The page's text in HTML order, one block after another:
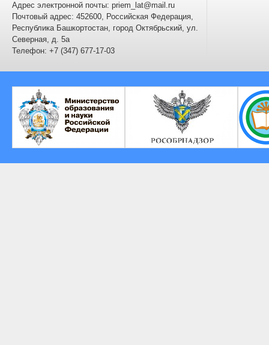
Адрес электронной почты: priem_lat@mail.ru
Почтовый адрес: 452600, Российская Федерация,
Республика Башкортостан, город Октябрьский, ул.
Северная, д. 5а
Телефон: +7 (347) 677-17-03